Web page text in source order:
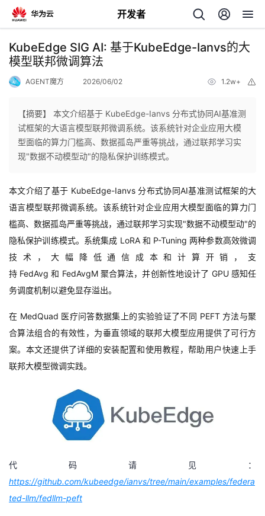
开发者
返
回
个
页
开
发
者
我
的
博
我
的
我
播
活
的
我
KubeEdge SIG AI: 基于KubeEdge-Ianvs的大
模型联邦微调算法
AGENT魔方 2026/06/02 1.2w+
【摘要】 本文介绍基于 KubeEdge-Ianvs 分布式协同AI基准测
试框架的大语言模型联邦微调系统。该系统针对企业应用大模
型面临的算力门槛高、数据孤岛严重等挑战，通过联邦学习实
现"数据不动模型动"的隐私保护训练模式。
本文介绍了基于 KubeEdge-Ianvs分布式协同AI基准测试框架的大
语言模型联邦微调系统。该系统针对企业应用大模型面临的算力门
槛高、数据孤岛严重等挑战，通过联邦学习实现"数据不动模型动"的
隐私保护训练模式。系统集成 LoRA 和 P-Tuning两种参数高效微调
技术，大幅降低通信成本和计算开销，支
持 FedAvg和 FedAvgM 聚合算法，并创新性地设计了 GPU 感知任
务调度机制以避免显存溢出。
在 MedQuad 医疗问答数据集上的实验验证了不同 PEFT 方法与聚
合算法组合的有效性，为垂直领域的联邦大模型应用提供了可行方
案。本文还提供了详细的安装配置和使用教程，帮助用户快速上手
联邦大模型微调实践。
代码请见：
https://github.com/kubeedge/ianvs/tree/main/examples/federa
ted-llm/fedllm-peft